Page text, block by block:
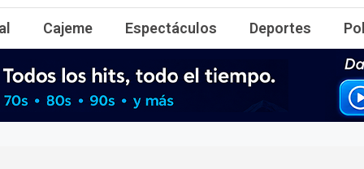
obrnoticias.com
obr noticias noticias, entretenimiento y
Cajeme Espectáculos Deportes